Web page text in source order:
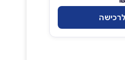
לרכישה